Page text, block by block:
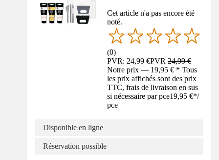
Cet article n'a pas encore été
noté.
(0)
PVR: 24,99 €PVR24,99 €
Notre prix — 19,95 € * Tous
les prix affichés sont des prix
TTC, frais de livraison en sus
si nécessaire par pce19,95 €*/
pce
Disponible en ligne
Réservation possible